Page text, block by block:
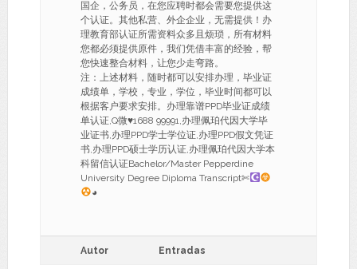
国企，公务员，在您应聘时都会需要您提供这
个认证。其他私营、外企企业，无需提供！办
理教育部认证所需资料众多且烦琐，所有材料
您都必须提供原件，我们凭借丰富的经验，帮
您快速整合材料，让您少走弯路。
注：上述材料，随时都可以安排办理，毕业证
成绩单，学校，专业，学位，毕业时间都可以
根据客户要求安排。办理靠谱PPD毕业证成绩
单认证,Q微♥1688 99991,办理佩珀代因大学毕
业证书,办理PPD学士学位证,办理PPD假文凭证
书,办理PPD硕士学历认证,办理佩珀代因大学本
科留信认证Bachelor/Master Pepperdine
University Degree Diploma Transcript✄
◕
Autor Entradas